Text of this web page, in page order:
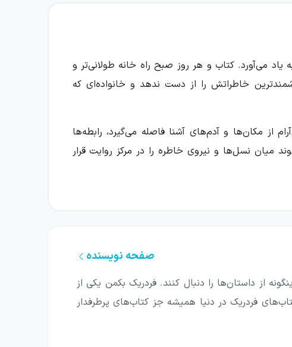
می‌آورد. کتاب و هر روز صبح راه خانه طولانی‌تر و
خاطراتش را از دست ندهد و خانواده‌ای که
از مکان‌ها و آدم‌های آشنا فاصله می‌گیرد، رابطه‌ها
میان نسل‌ها و نیروی خاطره را در مرکز روایت قرار
راه خانه، در این روایت، فقط مسیر رسیدن به یک
آموخته، به جهان اطراف نگاه می‌کند. وقتی پدربزرگ
زمانی برای گم‌شدن به او یاد داده بود. این
صفحه نویسنده
از داستان‌ها را دنبال کنند. فردریک بکمن یکی از
فردریک در دنیا همیشه جز کتاب‌های پرطرفدار